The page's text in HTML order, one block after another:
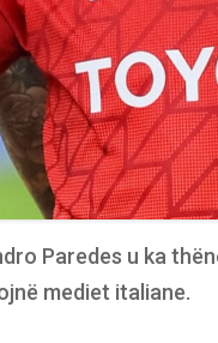
Paredes u ka
mediet italiane.